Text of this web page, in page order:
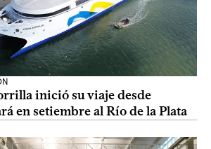
inició su viaje desde
en setiembre al Río de la Plata